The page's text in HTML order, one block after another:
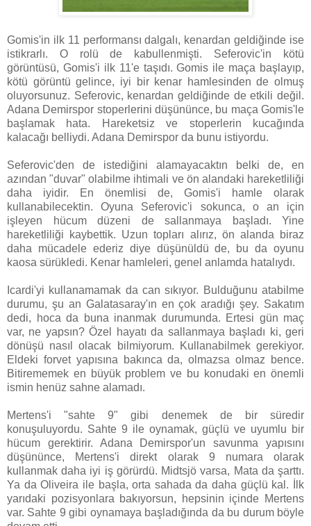
Gomis'in ilk 11 performansı dalgalı, kenardan geldiğinde ise
istikrarlı. O rolü de kabullenmişti. Seferovic'in kötü
görüntüsü, Gomis'i ilk 11'e taşıdı. Gomis ile maça başlayıp,
kötü görüntü gelince, iyi bir kenar hamlesinden de olmuş
oluyorsunuz. Seferovic, kenardan geldiğinde de etkili değil.
Adana Demirspor stoperlerini düşününce, bu maça Gomis'le
başlamak hata. Hareketsiz ve stoperlerin kucağında
kalacağı belliydi. Adana Demirspor da bunu istiyordu.
Seferovic'den de istediğini alamayacaktın belki de, en
azından "duvar" olabilme ihtimali ve ön alandaki hareketliliği
daha iyidir. En önemlisi de, Gomis'i hamle olarak
kullanabilecektin. Oyuna Seferovic'i sokunca, o an için
işleyen hücum düzeni de sallanmaya başladı. Yine
hareketliliği kaybettik. Uzun topları alırız, ön alanda biraz
daha mücadele ederiz diye düşünüldü de, bu da oyunu
kaosa sürükledi. Kenar hamleleri, genel anlamda hatalıydı.
Icardi'yi kullanamamak da can sıkıyor. Bulduğunu atabilme
durumu, şu an Galatasaray'ın en çok aradığı şey. Sakatım
dedi, hoca da buna inanmak durumunda. Ertesi gün maç
var, ne yapsın? Özel hayatı da sallanmaya başladı ki, geri
dönüşü nasıl olacak bilmiyorum. Kullanabilmek gerekiyor.
Eldeki forvet yapısına bakınca da, olmazsa olmaz bence.
Bitirememek en büyük problem ve bu konudaki en önemli
ismin henüz sahne alamadı.
Mertens'i "sahte 9" gibi denemek de bir süredir
konuşuluyordu. Sahte 9 ile oynamak, güçlü ve uyumlu bir
hücum gerektirir. Adana Demirspor'un savunma yapısını
düşününce, Mertens'i direkt olarak 9 numara olarak
kullanmak daha iyi iş görürdü. Midtsjö varsa, Mata da şarttı.
Ya da Oliveira ile başla, orta sahada da daha güçlü kal. İlk
yarıdaki pozisyonlara bakıyorsun, hepsinin içinde Mertens
var. Sahte 9 gibi oynamaya başladığında da bu durum böyle